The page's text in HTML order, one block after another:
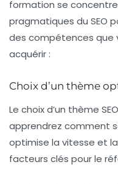
formation se
pragmatiques du SEO
des compétences que
acquérir :
Choix d’un thème
Le choix d’un thème
apprendrez comment
optimise la vitesse et
facteurs clés pour le